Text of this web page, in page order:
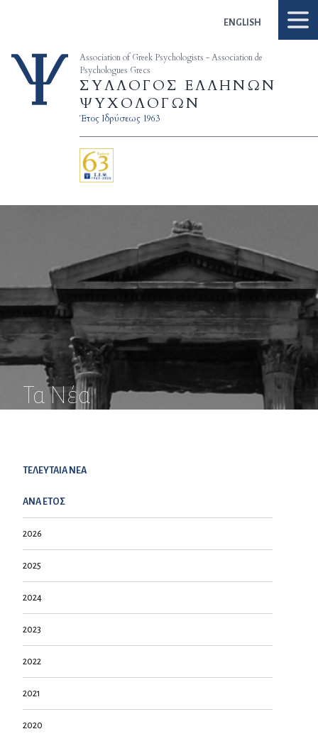
ENGLISH
Association of Greek Psychologists - Association de
Psychologues Grecs
ΣΥΛΛΟΓΟΣ ΕΛΛΗΝΩΝ
ΨΥΧΟΛΟΓΩΝ
Έτος Ιδρύσεως 1963
Τα Νέα
ΤΕΛΕΥΤΑΙΑ NEA
ΑΝΑ ΕΤΟΣ
2026
2025
2024
2023
2022
2021
2020